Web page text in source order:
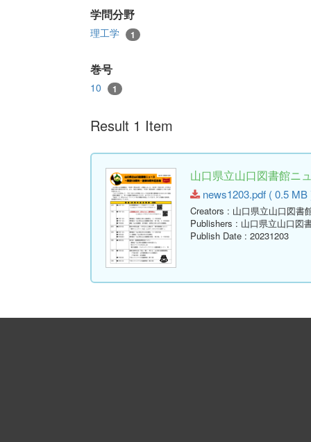
学問分野
理工学 1
巻号
10 1
Result 1 Item
山口県立山口図書館ニ
news1203.pdf ( 0.5 MB
Creators : 山口県立山口図書
Publishers : 山口県立山口図
Publish Date : 20231203